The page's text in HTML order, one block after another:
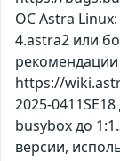
ОС Astra
4.astra2 или
https://
2025-
busybox до
версии,